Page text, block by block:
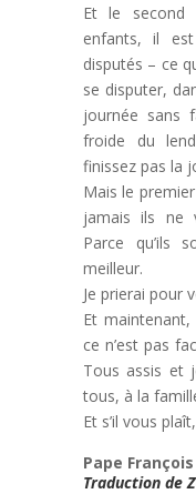
Et le second
enfants, il
disputés – ce
se disputer,
journée sans
froide du
finissez pas la
Mais le
jamais ils ne
Parce qu’ils
meilleur.
Je prierai pour
Et
ce n’est pas
Tous assis et
tous, à la
Et s’il vous
Pape François
Traduction de